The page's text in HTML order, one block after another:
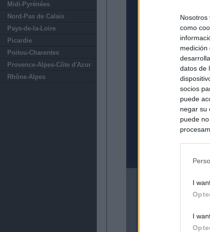
Nosotros
como
medición
datos de
socios
puede
negar su
puede
I
I
Midi-Pyrénées
Nord-Pas de Calais
Pays-de-la-Loire
Picardie
Poitou-Charentes
Provence-Alpes-Côte d'Azur
Rhône-Alpes